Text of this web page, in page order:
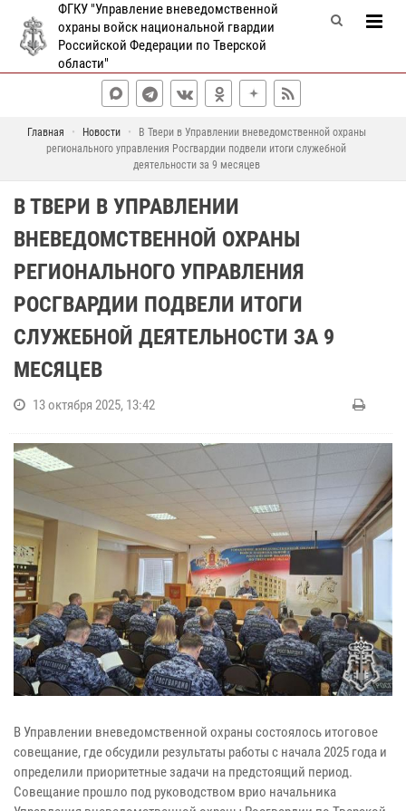
ФГКУ "Управление вневедомственной
охраны войск национальной гвардии
Российской Федерации по Тверской
области"
Главная Новости
В Твери в Управлении вневедомственной охраны
регионального управления Росгвардии подвели итоги служебной
деятельности за 9 месяцев
В ТВЕРИ В УПРАВЛЕНИИ
ВНЕВЕДОМСТВЕННОЙ ОХРАНЫ
РЕГИОНАЛЬНОГО УПРАВЛЕНИЯ
РОСГВАРДИИ ПОДВЕЛИ ИТОГИ
СЛУЖЕБНОЙ ДЕЯТЕЛЬНОСТИ ЗА 9
МЕСЯЦЕВ
13 октября 2025, 13:42
В Управлении вневедомственной охраны состоялось итоговое
совещание, где обсудили результаты работы с начала 2025 года и
определили приоритетные задачи на предстоящий период.
Совещание прошло под руководством врио начальника